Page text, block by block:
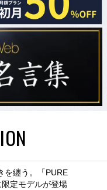
を纏う。「PURE
定モデルが登場